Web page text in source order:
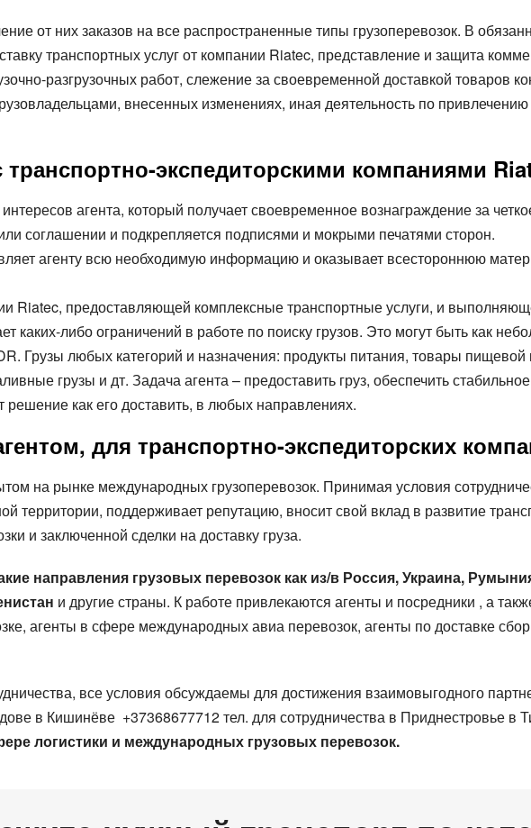
от них заказов на все распространенные типы грузоперевозок. В
транспортных услуг от компании Riatec, представление и защита
разгрузочных работ, слежение за своевременной доставкой
внесенных изменениях, иная деятельность по
экспедиторскими компаниями
агента, который получает своевременное вознаграждение за
соглашении и подкрепляется подписями и мокрыми печатями сторон.
агенту всю необходимую информацию и оказывает всестороннюю
предоставляющей комплексные транспортные услуги, и
каких-либо ограничений в работе по поиску грузов. Это могут быть как
Грузы любых категорий и назначения: продукты питания, товары
грузы и дт. Задача агента – предоставить груз, обеспечить
решение как его доставить, в любых направлениях.
для транспортно-экспедиторских
на рынке международных грузоперевозок. Принимая условия
территории, поддерживает репутацию, вносит свой вклад в развитие
и заключенной сделки на доставку груза.
направления грузовых перевозок как из/в Россия, Украина,
и другие страны. К работе привлекаются агенты и посредники , а
агенты в сфере международ­ных авиа перевозок, агенты по доставке
все условия обсуждаемы для достижения взаимовыгодного
в Кишинёве +37368677712тел. для сотрудничества в Приднестровье в
логистики и международных грузовых перевозок.